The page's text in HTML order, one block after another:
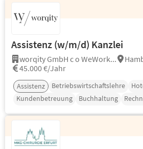
Assistenz (w/m/d) Kanzlei
worqity GmbH c o WeWork...
45.000 €/Jahr
Assistenz Betriebswirtschaftslehre
Kundenbetreuung
Buchhaltung